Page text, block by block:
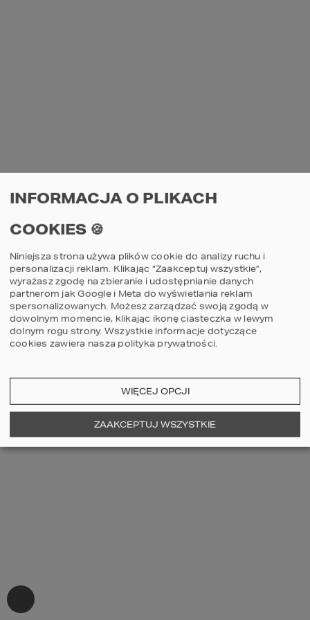
INFORMACJA O PLIKACH
COOKIES 🍪
Niniejsza strona używa plików cookie do analizy ruchu i
personalizacji reklam. Klikając “Zaakceptuj wszystkie”,
wyrażasz zgodę na zbieranie i udostępnianie danych
partnerom jak Google i Meta do wyświetlania reklam
spersonalizowanych. Możesz zarządzać swoją zgodą w
dowolnym momencie, klikając ikonę ciasteczka w lewym
dolnym rogu strony. Wszystkie informacje dotyczące
cookies zawiera nasza polityka prywatności.
WIĘCEJ OPCJI
ZAAKCEPTUJ WSZYSTKIE